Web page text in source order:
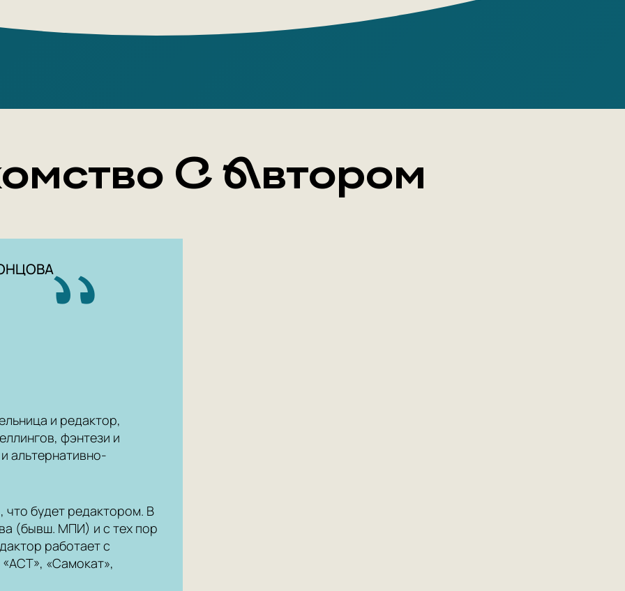
С Автором
и редактор,
фэнтези и
альтернативно-
что будет редактором. В
(бывш. МПИ) и с тех пор
работает с
«Самокат»,